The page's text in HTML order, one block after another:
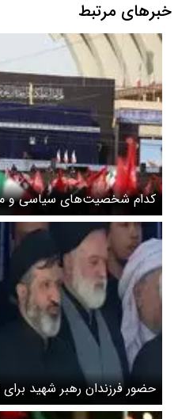
خبرهای مرتبط
کدام شخصیت‌های سیاسی و
پیکر رهبر شهید حضور
حضور
ویدئو